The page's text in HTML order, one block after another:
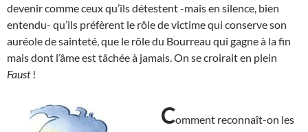
devenir comme ceux qu’ils détestent -mais en silence, bien
entendu- qu’ils préfèrent le rôle de victime qui conserve son
auréole de sainteté, que le rôle du Bourreau qui gagne à la fin
mais dont l’âme est tâchée à jamais. On se croirait en plein
Faust!
Comment reconnaît-on les